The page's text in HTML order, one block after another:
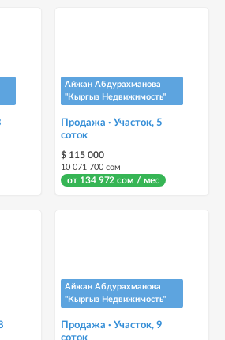
Айжан Абдурахманова
"Кыргыз Недвижимость"
Продажа · Участок, 5
соток
$ 115 000
10 071 700 сом
от 134 972 сом / мес
Айжан Абдурахманова
"Кыргыз Недвижимость"
Продажа · Участок, 9